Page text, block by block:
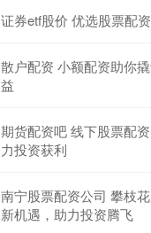
证券etf股价 优选股票配
散户配资 小额配资助你
益
期货配资吧 线下股票配
力投资获利
南宁股票配资公司 攀枝
新机遇，助力投资腾飞